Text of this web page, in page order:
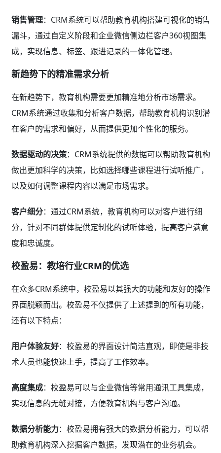
销售管理：CRM系统可以帮助教育机构搭建可视化的销售
漏斗，通过自定义阶段和企业微信侧边栏客户360视图集
成，实现信息、标签、跟进记录的一体化管理。
新趋势下的精准需求分析
在新趋势下，教育机构需要更加精准地分析市场需求。
CRM系统通过收集和分析客户数据，帮助教育机构识别潜
在客户的需求和偏好，从而提供更加个性化的服务。
数据驱动的决策：CRM系统提供的数据可以帮助教育机构
做出更加科学的决策，比如选择哪些课程进行试听推广，
以及如何调整课程内容以满足市场需求。
客户细分：通过CRM系统，教育机构可以对客户进行细
分，针对不同群体提供定制化的试听体验，提高客户满意
度和忠诚度。
校盈易：教培行业CRM的优选
在众多CRM系统中，校盈易以其强大的功能和友好的操作
界面脱颖而出。校盈易不仅提供了上述提到的所有功能，
还有以下特点：
用户体验友好：校盈易的界面设计简洁直观，即使是非技
术人员也能快速上手，提高了工作效率。
高度集成：校盈易可以与企业微信等常用通讯工具集成，
实现信息的无缝对接，方便教育机构与客户沟通。
数据分析能力：校盈易拥有强大的数据分析能力，可以帮
助教育机构深入挖掘客户数据，发现潜在的业务机会。